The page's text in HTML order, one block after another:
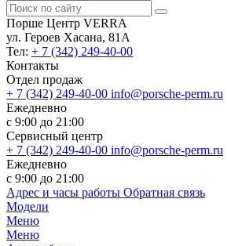
Порше Центр VERRA
ул. Героев Хасана, 81А
Тел: + 7 (342) 249-40-00
Контакты
Отдел продаж
+ 7 (342) 249-40-00 info@porsche-perm.ru
Ежедневно
с 9:00 до 21:00
Сервисный центр
+ 7 (342) 249-40-00 info@porsche-perm.ru
Ежедневно
с 9:00 до 21:00
Адрес и часы работы Обратная связь
Модели
Меню
Меню